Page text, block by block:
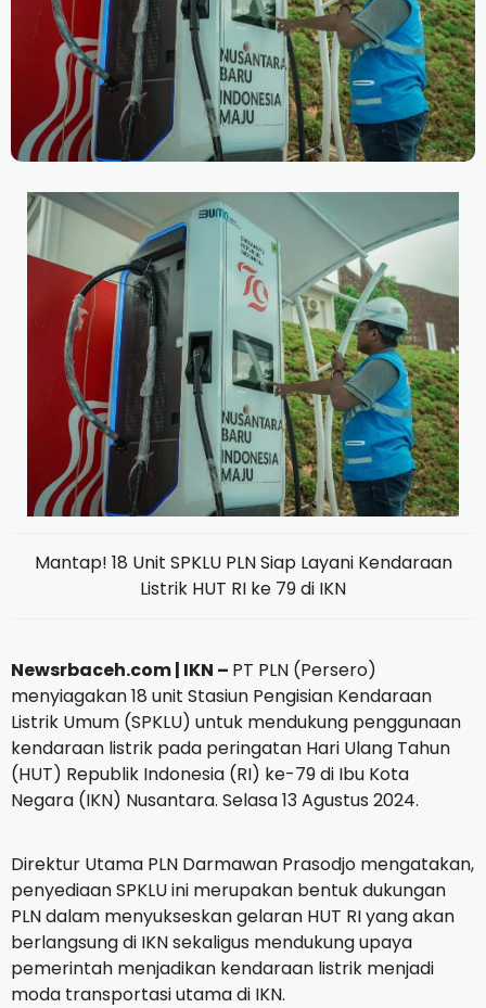
Mantap! 18 Unit SPKLU PLN Siap Layani Kendaraan
Listrik HUT RI ke 79 di IKN
Newsrbaceh.com | IKN – PT PLN (Persero)
menyiagakan 18 unit Stasiun Pengisian Kendaraan
Listrik Umum (SPKLU) untuk mendukung penggunaan
kendaraan listrik pada peringatan Hari Ulang Tahun
(HUT) Republik Indonesia (RI) ke-79 di Ibu Kota
Negara (IKN) Nusantara. Selasa 13 Agustus 2024.
Direktur Utama PLN Darmawan Prasodjo mengatakan,
penyediaan SPKLU ini merupakan bentuk dukungan
PLN dalam menyukseskan gelaran HUT RI yang akan
berlangsung di IKN sekaligus mendukung upaya
pemerintah menjadikan kendaraan listrik menjadi
moda transportasi utama di IKN.